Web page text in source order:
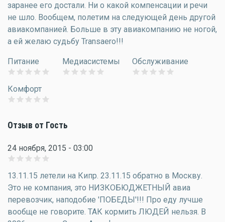
заранее его достали. Ни о какой компенсации и речи
не шло. Вообщем, полетим на следующей день другой
авиакомпанией. Больше в эту авиакомпанию не ногой,
а ей желаю судьбу Transaero!!!
Питание Медиасистемы Обслуживание
Комфорт
Отзыв от Гость
24 ноября, 2015 - 03:00
13.11.15 летели на Кипр. 23.11.15 обратно в Москву.
Это не компания, это НИЗКОБЮДЖЕТНЫЙ авиа
перевозчик, наподобие 'ПОБЕДЫ'!!! Про еду лучше
вообще не говорите. ТАК кормить ЛЮДЕЙ нельзя. В